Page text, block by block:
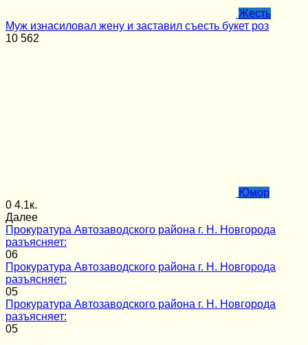
Жесть
Муж изнасиловал жену и заставил съесть букет роз
10 562
Юмор
0 4.1к.
Далее
Прокуратура Автозаводского района г. Н. Новгорода
разъясняет:
06
Прокуратура Автозаводского района г. Н. Новгорода
разъясняет:
05
Прокуратура Автозаводского района г. Н. Новгорода
разъясняет:
05